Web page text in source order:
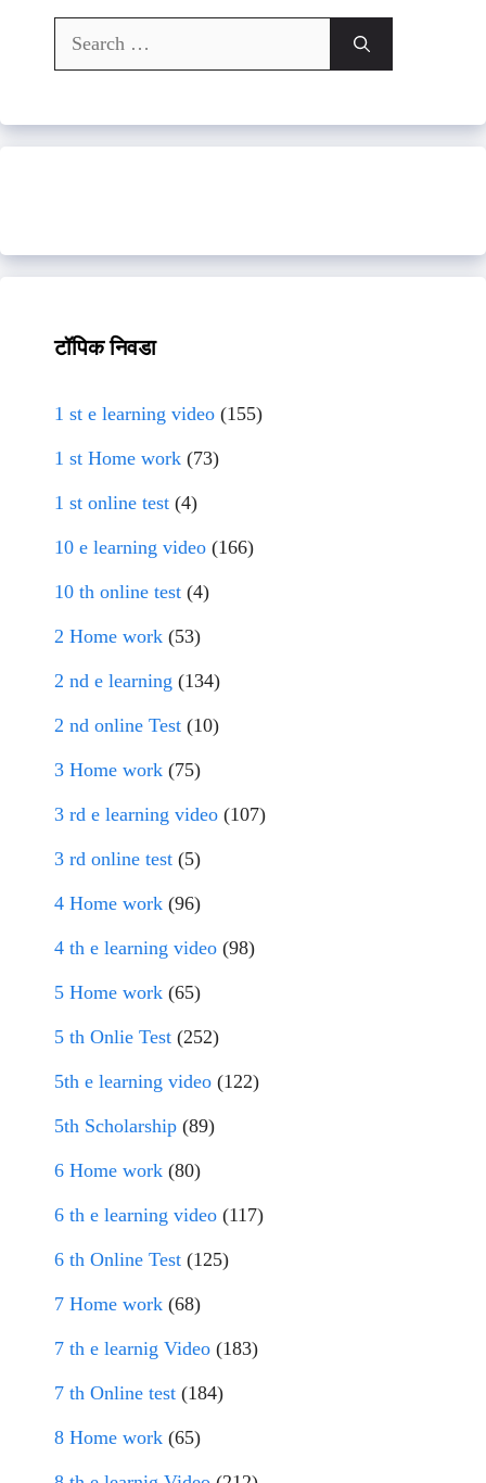
Search
for:
टॉपिक निवडा
1 st e learning video (155)
1 st Home work (73)
1 st online test (4)
10 e learning video (166)
10 th online test (4)
2 Home work (53)
2 nd e learning (134)
2 nd online Test (10)
3 Home work (75)
3 rd e learning video (107)
3 rd online test (5)
4 Home work (96)
4 th e learning video (98)
5 Home work (65)
5 th Onlie Test (252)
5th e learning video (122)
5th Scholarship (89)
6 Home work (80)
6 th e learning video (117)
6 th Online Test (125)
7 Home work (68)
7 th e learnig Video (183)
7 th Online test (184)
8 Home work (65)